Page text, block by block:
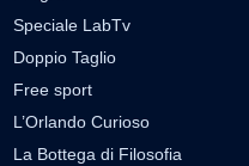
Speciale LabTv
Doppio Taglio
Free sport
L’Orlando Curioso
La Bottega di Filosofia